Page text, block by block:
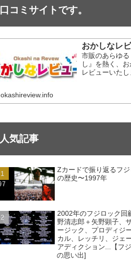
口コミサイトです。
おかしなレ
市販のあらゆる
し』を熱く、お
レビューいたし
okashireview.info
人気記事
Zカードで振り返るフジ
の歴史〜1997年
2002年のフジロック
野清志郎＋矢野顕子、
ージック、プロディジ
カル、レッチリ、ジェ
アディクション...【フ
の思い出]